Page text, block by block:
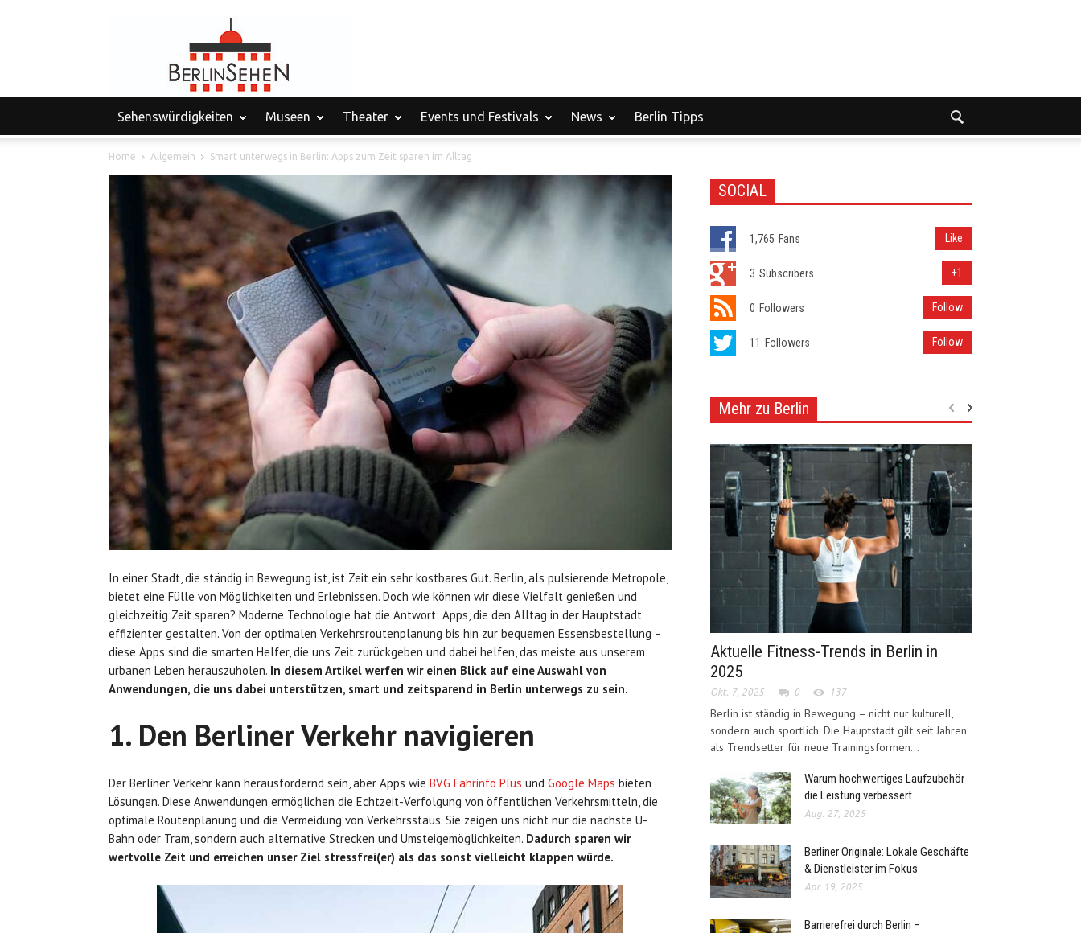
Sehenswürdigkeiten Museen Theater Events und Festivals News Berlin Tipps
Home Allgemein Smart unterwegs in Berlin: Apps zum Zeit sparen im Alltag
In einer Stadt, die ständig in Bewegung ist, ist Zeit ein sehr kostbares Gut. Berlin, als pulsierende Metropole,
bietet eine Fülle von Möglichkeiten und Erlebnissen. Doch wie können wir diese Vielfalt genießen und
gleichzeitig Zeit sparen? Moderne Technologie hat die Antwort: Apps, die den Alltag in der Hauptstadt
effizienter gestalten. Von der optimalen Verkehrsroutenplanung bis hin zur bequemen Essensbestellung –
diese Apps sind die smarten Helfer, die uns Zeit zurückgeben und dabei helfen, das meiste aus unserem
urbanen Leben herauszuholen. In diesem Artikel werfen wir einen Blick auf eine Auswahl von
Anwendungen, die uns dabei unterstützen, smart und zeitsparend in Berlin unterwegs zu sein.
1. Den Berliner Verkehr navigieren
Der Berliner Verkehr kann herausfordernd sein, aber Apps wie BVG Fahrinfo Plus und Google Maps bieten
Lösungen. Diese Anwendungen ermöglichen die Echtzeit-Verfolgung von öffentlichen Verkehrsmitteln, die
optimale Routenplanung und die Vermeidung von Verkehrsstaus. Sie zeigen uns nicht nur die nächste U-
Bahn oder Tram, sondern auch alternative Strecken und Umsteigemöglichkeiten. Dadurch sparen wir
wertvolle Zeit und erreichen unser Ziel stressfrei(er) als das sonst vielleicht klappen würde.
SOCIAL
1,765 Fans Like
3 Subscribers +1
0 Followers Follow
11 Followers Follow
Mehr zu Berlin
Aktuelle Fitness-Trends in Berlin in
2025
Okt. 7, 2025 0 137
Berlin ist ständig in Bewegung – nicht nur kulturell,
sondern auch sportlich. Die Hauptstadt gilt seit Jahren
als Trendsetter für neue Trainingsformen...
Warum hochwertiges Laufzubehör
die Leistung verbessert
Aug. 27, 2025
Berliner Originale: Lokale Geschäfte
& Dienstleister im Fokus
Apr. 19, 2025
Barrierefrei durch Berlin –